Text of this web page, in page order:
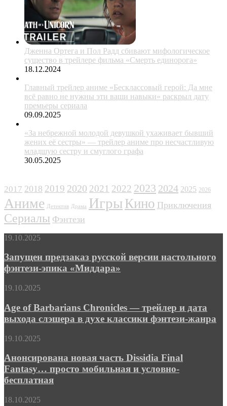
Дженна Ортега и Пол Радд сбивают мифологическое
существо в трейлере фильма «Смерть единорога»
18.12.2024
Главный трейлер аниме «Бесклассовый герой: Да мне
всё равно не нужны эти ваши навыки» раскрыл дату
премьеры сериала
09.09.2025
«За небрежной молодой девушкой ухаживает бывший
жених её сестры» — трейлер аниме про несчастливую
младшую сестру и смуглого графа
30.05.2025
2017 2018 2019 2020 2021 2022 2023 2024 2025 2026
Аниме Детектив Драма ИгрыКино Приключения
Сериалы Фэнтези
Запущен
русской
версии
настольного
эпика
19.10.2025
Запущен предзаказ русской версии настольного
фэнтези-эпика «Миддара»
Age
Barbarians
Chronicles
—
и
выхода
слэшера
в
классики
19.10.2025
Age of Barbarians Chronicles — трейлер и дата
выхода слэшера в духе классики фэнтези-жанра
Анонсирована
часть
Dissidia
Final
Fantasy…
мобильная
19.10.2025
Анонсирована новая часть Dissidia Final
Fantasy… просто мобильная и условно-
бесплатная
КГ
18.10.2025